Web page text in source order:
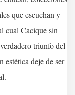
que escuchan y
cual Cacique sin
triunfo del
estética deje de ser